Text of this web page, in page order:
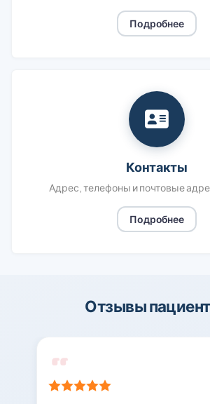
Подробнее
Контакты
Адрес, телефоны и почтовые
Подробнее
Отзывы